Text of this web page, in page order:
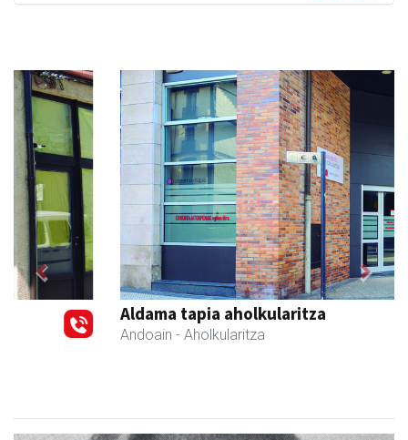
Aldama tapia aholkularitza
Andoain - Aholkularitza
Previous Next